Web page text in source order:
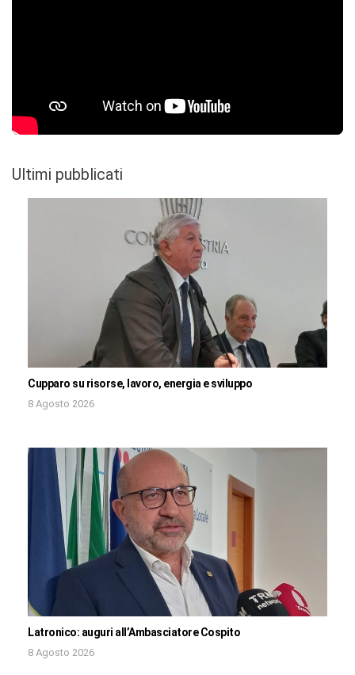
Ultimi pubblicati
Cupparo su risorse, lavoro, energia e sviluppo
8 Agosto 2026
Latronico: auguri all’Ambasciatore Cospito
8 Agosto 2026